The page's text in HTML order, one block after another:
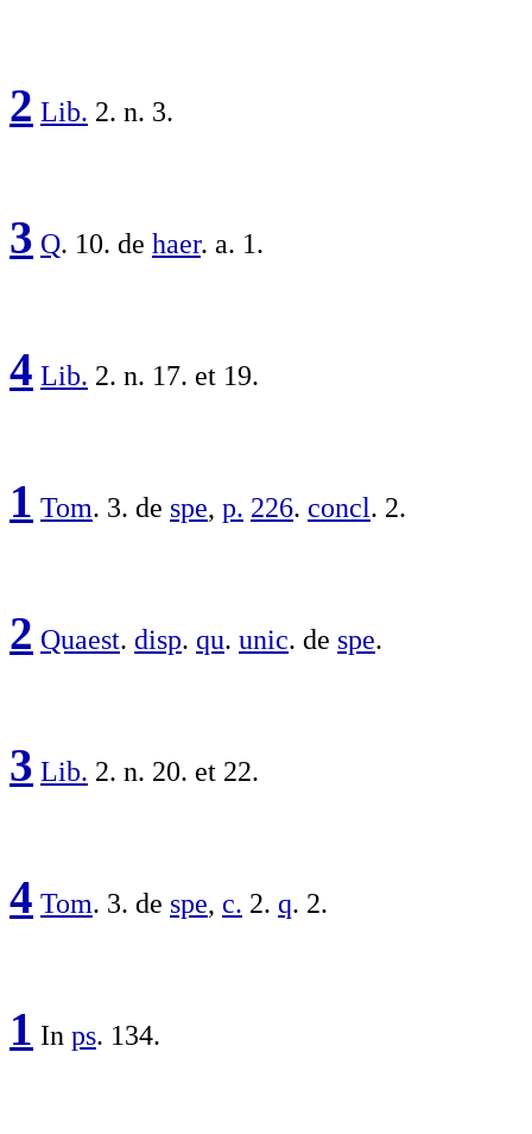
2 Lib. 2. n. 3.
3 Q. 10. de haer. a. 1.
4 Lib. 2. n. 17. et 19.
1 Tom. 3. de spe, p. 226. concl. 2.
2 Quaest. disp. qu. unic. de spe.
3 Lib. 2. n. 20. et 22.
4 Tom. 3. de spe, c. 2. q. 2.
1 In ps. 134.